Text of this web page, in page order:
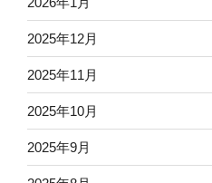
2025年12月
2025年11月
2025年10月
2025年9月